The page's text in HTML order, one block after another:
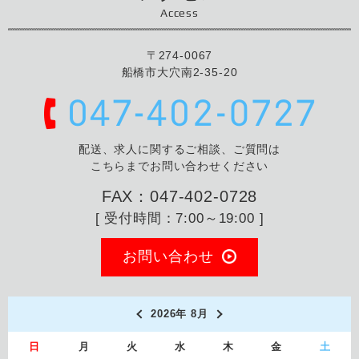
Access
〒274-0067
船橋市大穴南2-35-20
配送、求人に関するご相談、ご質問は
こちらまでお問い合わせください
FAX：047-402-0728
[ 受付時間：7:00～19:00 ]
お問い合わせ
2026年 8月
日 月 火 水 木 金 土